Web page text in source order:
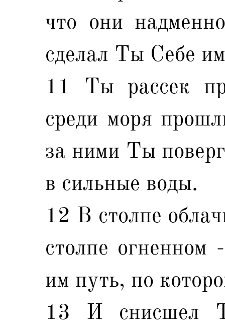
что они
сделал Ты Себе
11 Ты рассек
среди моря
за ними Ты
в сильные воды.
12 В столпе
столпе огненном
им путь, по
13 И снисшел